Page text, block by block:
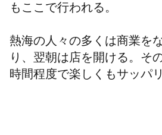
もここで行われる。
熱海の人々の多くは商業を
り、翌朝は店を開ける。そ
時間程度で楽しくもサッパ